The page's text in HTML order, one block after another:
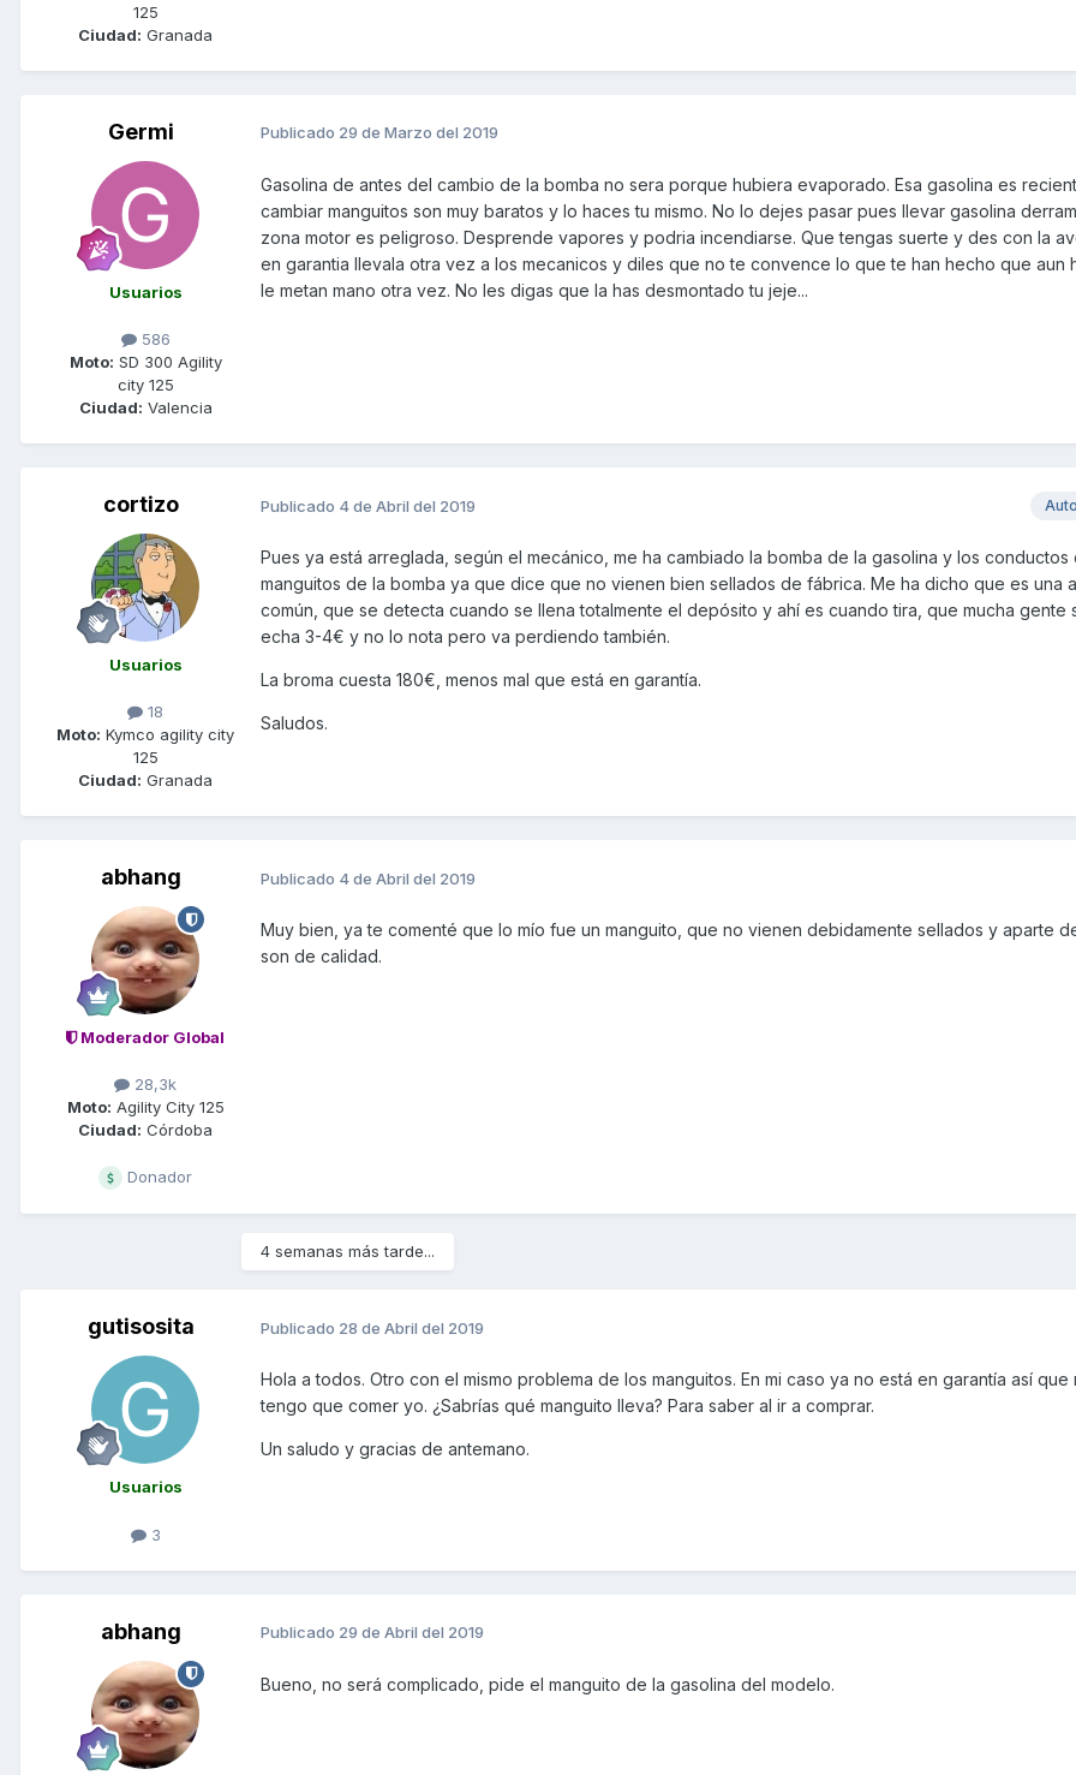
125
Ciudad: Granada
Germi
Usuarios
586
Moto: SD 300 Agility
city 125
Ciudad: Valencia
Publicado 29 de Marzo del 2019
Gasolina de antes del cambio de la bomba no sera porque hubiera evaporado. Esa gasolina es
cambiar manguitos son muy baratos y lo haces tu mismo. No lo dejes pasar pues llevar gasolina
zona motor es peligroso. Desprende vapores y podria incendiarse. Que tengas suerte y des con la
en garantia llevala otra vez a los mecanicos y diles que no te convence lo que te han hecho que aun
le metan mano otra vez. No les digas que la has desmontado tu jeje...
cortizo
Usuarios
18
Moto: Kymco agility city
125
Ciudad: Granada
Publicado 4 de Abril del 2019
Pues ya está arreglada, según el mecánico, me ha cambiado la bomba de la gasolina y los conductos
manguitos de la bomba ya que dice que no vienen bien sellados de fábrica. Me ha dicho que es una
común, que se detecta cuando se llena totalmente el depósito y ahí es cuando tira, que mucha gente
echa 3-4€ y no lo nota pero va perdiendo también.
La broma cuesta 180€, menos mal que está en garantía.
Saludos.
abhang
Moderador Global
28,3k
Moto: Agility City 125
Ciudad: Córdoba
Donador
Publicado 4 de Abril del 2019
Muy bien, ya te comenté que lo mío fue un manguito, que no vienen debidamente sellados y aparte
son de calidad.
4 semanas más tarde...
gutisosita
Usuarios
3
Publicado 28 de Abril del 2019
Hola a todos. Otro con el mismo problema de los manguitos. En mi caso ya no está en garantía así que
tengo que comer yo. ¿Sabrías qué manguito lleva? Para saber al ir a comprar.
Un saludo y gracias de antemano.
abhang Publicado 29 de Abril del 2019
Bueno, no será complicado, pide el manguito de la gasolina del modelo.